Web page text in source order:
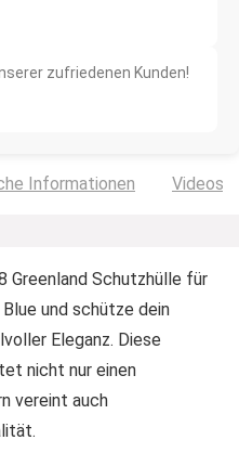
zufriedenen Kunden!
Informationen Videos
Greenland Schutzhülle für
und schütze dein
Eleganz. Diese
nicht nur einen
vereint auch